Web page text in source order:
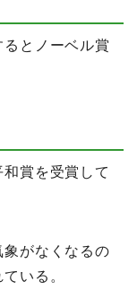
とノーベル賞
賞を受賞して
がなくなるの
いる。